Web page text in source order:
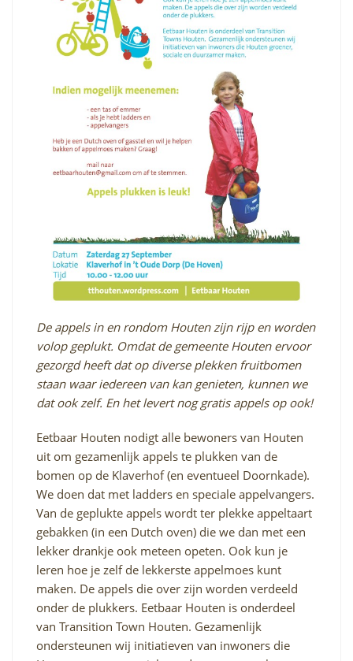
De appels in en rondom Houten zijn rijp en worden
volop geplukt. Omdat de gemeente Houten ervoor
gezorgd heeft dat op diverse plekken fruitbomen
staan waar iedereen van kan genieten, kunnen we
dat ook zelf. En het levert nog gratis appels op ook!
Eetbaar Houten nodigt alle bewoners van Houten
uit om gezamenlijk appels te plukken van de
bomen op de Klaverhof (en eventueel Doornkade).
We doen dat met ladders en speciale appelvangers.
Van de geplukte appels wordt ter plekke appeltaart
gebakken (in een Dutch oven) die we dan met een
lekker drankje ook meteen opeten. Ook kun je
leren hoe je zelf de lekkerste appelmoes kunt
maken. De appels die over zijn worden verdeeld
onder de plukkers. Eetbaar Houten is onderdeel
van Transition Town Houten. Gezamenlijk
ondersteunen wij initiatieven van inwoners die